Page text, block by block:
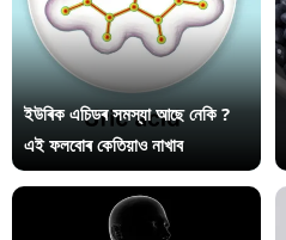
ইউৰিক এচিডৰ সমস্যা আছে নেকি ?
এই ফলবোৰ কেতিয়াও নাখাব